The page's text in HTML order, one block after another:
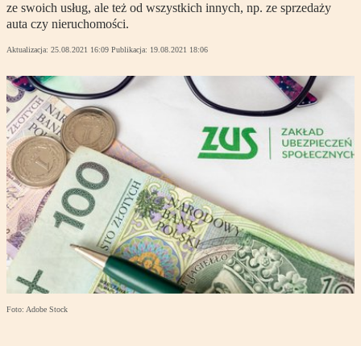
ze swoich usług, ale też od wszystkich innych, np. ze sprzedaży
auta czy nieruchomości.
Aktualizacja: 25.08.2021 16:09 Publikacja: 19.08.2021 18:06
Foto: Adobe Stock